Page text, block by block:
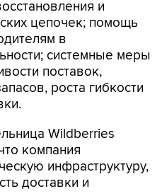
и
цепочек; помощь
в
системные меры
поставок,
роста гибкости
Wildberries
компания
инфраструктуру,
доставки и